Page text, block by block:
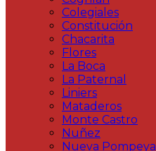
Colegiales
Constitución
Chacarita
Flores
La Boca
La Paternal
Liniers
Mataderos
Monte Castro
Nuñez
Nueva Pompeya